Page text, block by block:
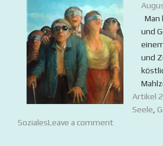
Man
und
und
Artikel
Seele
SozialesLeave a comment